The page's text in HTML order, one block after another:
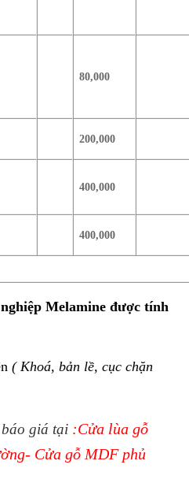
80,000
200,000
400,000
400,000
Melamine được tính
( Khoá, bản lề, cục chặn
giá tại :Cửa lùa gỗ
Cửa gỗ MDF phủ